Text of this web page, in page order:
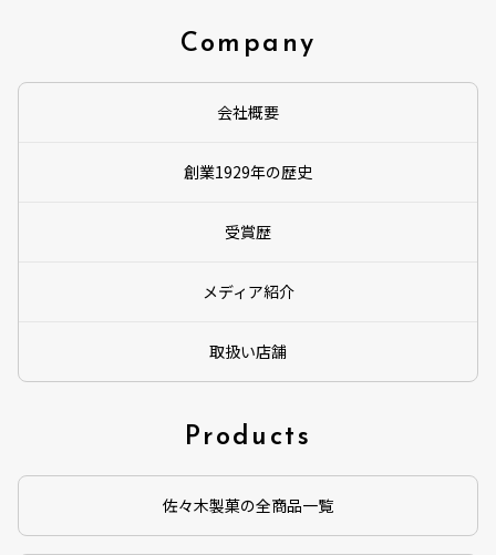
Company
会社概要
創業1929年の歴史
受賞歴
メディア紹介
取扱い店舗
Products
佐々木製菓の全商品一覧